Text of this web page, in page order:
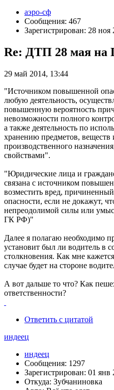
аэро-сф
Сообщения: 467
Зарегистрирован: 28 ноя
Re: ДТП 28 мая
29 май 2014, 13:44
"Источником повышенной
любую деятельность,
повышенную вероятность
невозможности полного
а также деятельность по
хранению предметов, веществ
производственного
свойствами".
"Юридические лица и
связана с источником
возместить вред,
опасности, если не докажут,
непреодолимой силы или
ГК РФ)"
Далее я полагаю необходимо
установит был ли водитель в
столкновения. Как мне
случае будет на стороне
А вот дальше то что? Как
ответственности?
Ответить с цитатой
индеец
индеец
Сообщения: 1297
Зарегистрирован: 01 янв
Откуда: Зубчаниновка